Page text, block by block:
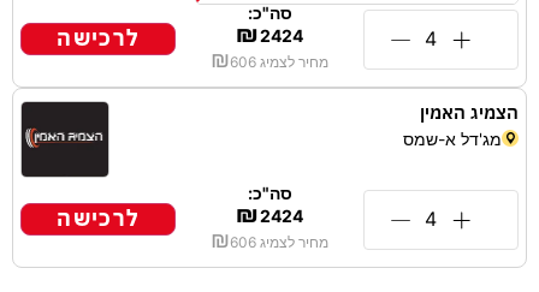
סה"כ:
₪2424
מחיר לצמיג ₪606
לרכישה
הצמיג האמין
מג'דל א-שמס
סה"כ:
₪2424
מחיר לצמיג ₪606
לרכישה